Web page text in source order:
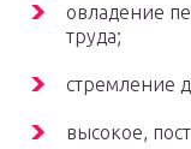
овладение
труда;
стремление
высокое,